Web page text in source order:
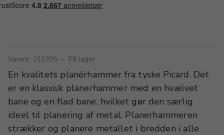
Varenr. 213705 – På lager
En kvalitets planérhammer fra tyske Picard. Det
er en klassisk planerhammer med en hvælvet
bane og en flad bane, hvilket gør den særlig
ideel til planering af metal. Planerhammeren
strækker og planere metallet i bredden i alle